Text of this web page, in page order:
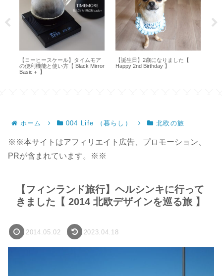
【コーヒースケール】タイムモア
の便利機能と使い方【 Black Mirror
Basic＋ 】
【誕生日】2歳になりました【
Happy 2nd Birthday 】
ホーム 004 Life （暮らし） 北欧の旅
※※本サイトはアフィリエイト広告、プロモーション、
PRが含まれています。※※
【フィンランド旅行】ヘルシンキに行って
きました【 2014 北欧デザインを巡る旅 】
2014.05.02 2023.04.18